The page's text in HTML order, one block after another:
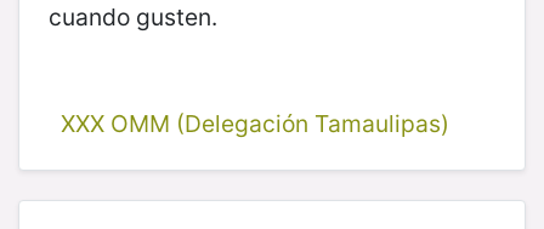
cuando gusten.
XXX OMM (Delegación Tamaulipas)